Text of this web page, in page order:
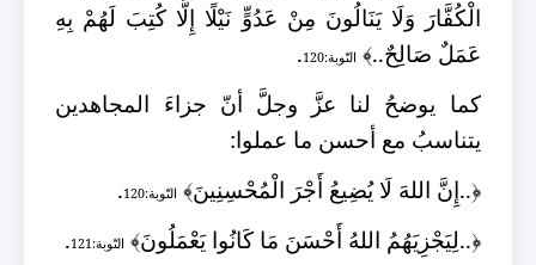
الْكُفَّارَ وَلَا يَنَالُونَ مِنْ عَدُوٍّ نَيْلًا إِلَّا كُتِبَ لَهُمْ بِهِ
عَمَلٌ صَالِحٌ..﴾ التّوبة:120
.
كما يوضحُ لنا عزَّ وجلَّأنّ جزاءَ المجاهدين
يتناسبُ مع أحسن ما عملوا:
﴿..إِنَّ اللهَ لَا يُضِيعُ أَجْرَ الْمُحْسِنِينَ﴾ التّوبة:120
.
﴿..لِيَجْزِيَهُمُ اللهُ أَحْسَنَ مَا كَانُوا يَعْمَلُونَ﴾ التّوبة:121
.